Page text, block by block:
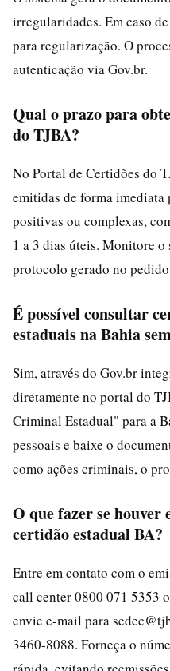
irregularidades. Em caso
para regularização. O
autenticação via Gov.br.
Qual o prazo para
do TJBA?
No Portal de Certidões do
emitidas de forma imediata
positivas ou complexas,
1 a 3 dias úteis. Monitore o
protocolo gerado no
É possível consultar
estaduais na Bahia
Sim, através do Gov.br
diretamente no portal do
Criminal Estadual" para a
pessoais e baixe o
como ações criminais, o
O que fazer se houver
certidão estadual BA?
Entre em contato com o
call center 0800 071 5353
envie e-mail para
3460-8088. Forneça o